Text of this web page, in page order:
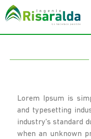
Lorem Ipsum is
and typesetting
industry's standard
when an unknown